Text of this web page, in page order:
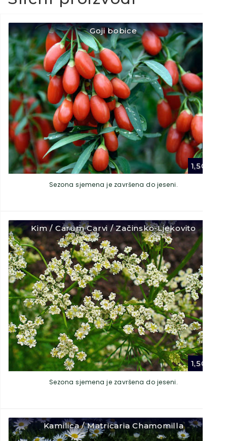
Goji bobice
1,50
Sezona sjemena je završena do jeseni.
Kim / Carum Carvi / Začinsko-Ljekovito
1,50
Sezona sjemena je završena do jeseni.
Kamilica / Matricaria Chamomilla